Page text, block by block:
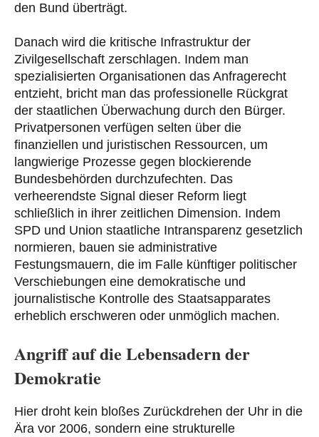
den Bund überträgt.
Danach wird die kritische Infrastruktur der
Zivilgesellschaft zerschlagen. Indem man
spezialisierten Organisationen das Anfragerecht
entzieht, bricht man das professionelle Rückgrat
der staatlichen Überwachung durch den Bürger.
Privatpersonen verfügen selten über die
finanziellen und juristischen Ressourcen, um
langwierige Prozesse gegen blockierende
Bundesbehörden durchzufechten. Das
verheerendste Signal dieser Reform liegt
schließlich in ihrer zeitlichen Dimension. Indem
SPD und Union staatliche Intransparenz gesetzlich
normieren, bauen sie administrative
Festungsmauern, die im Falle künftiger politischer
Verschiebungen eine demokratische und
journalistische Kontrolle des Staatsapparates
erheblich erschweren oder unmöglich machen.
Angriff auf die Lebensadern der
Demokratie
Hier droht kein bloßes Zurückdrehen der Uhr in die
Ära vor 2006, sondern eine strukturelle